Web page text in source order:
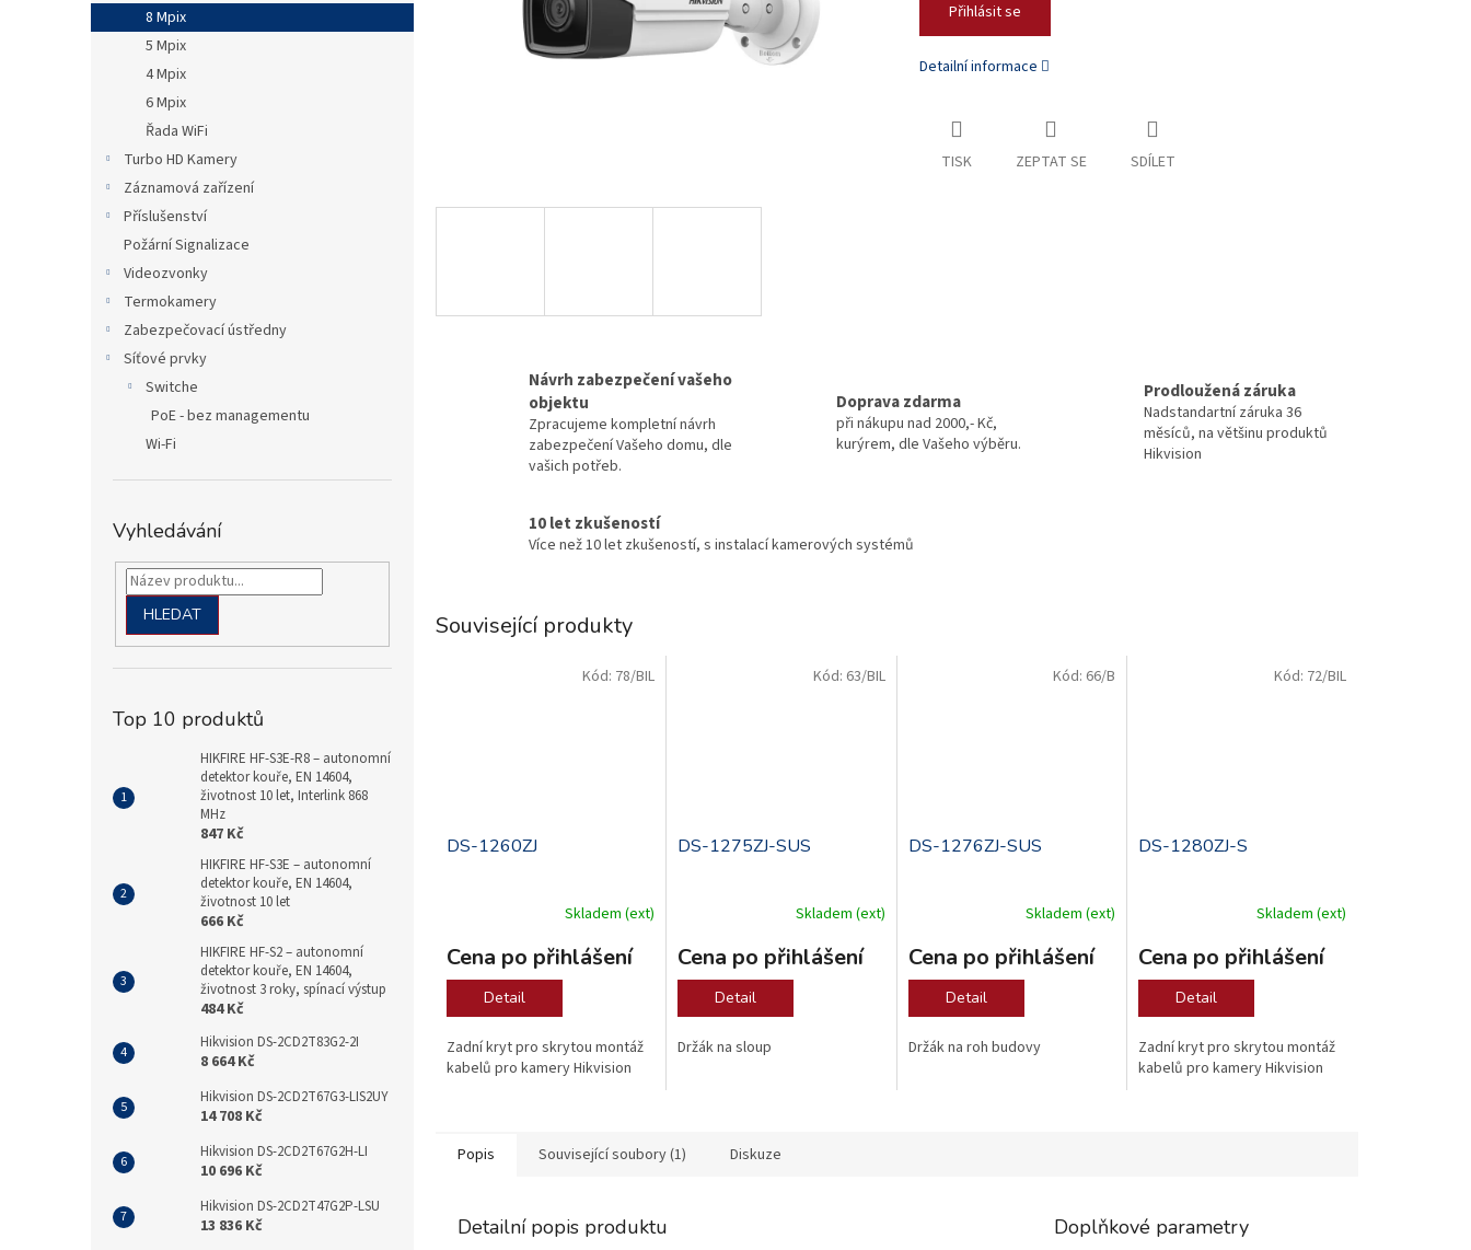
e
8 Mpix
5 Mpix
4 Mpix
6 Mpix
Řada WiFi
Turbo HD Kamery
Záznamová zařízení
Příslušenství
Požární Signalizace
Videozvonky
Termokamery
Zabezpečovací ústředny
Síťové prvky
Switche
PoE - bez managementu
Wi-Fi
Vyhledávání
HLEDAT
Top 10 produktů
HIKFIRE HF-S3E-R8 – autonomní
detektor kouře, EN 14604,
životnost 10 let, Interlink 868
MHz
847 Kč
HIKFIRE HF-S3E – autonomní
detektor kouře, EN 14604,
životnost 10 let
666 Kč
HIKFIRE HF-S2 – autonomní
detektor kouře, EN 14604,
životnost 3 roky, spínací výstup
484 Kč
Hikvision DS-2CD2T83G2-2I
8 664 Kč
Hikvision DS-2CD2T67G3-LIS2UY
14 708 Kč
Hikvision DS-2CD2T67G2H-LI
10 696 Kč
Hikvision DS-2CD2T47G2P-LSU
13 836 Kč
Přihlásit se
Detailní informace
TISK ZEPTAT SE SDÍLET
Návrh zabezpečení vašeho
objektu
Zpracujeme kompletní návrh
zabezpečení Vašeho domu, dle
vašich potřeb.
Doprava zdarma
při nákupu nad 2000,- Kč,
kurýrem, dle Vašeho výběru.
Prodloužená záruka
Nadstandartní záruka 36
měsíců, na většinu produktů
Hikvision
10 let zkušeností
Více než 10 let zkušeností, s instalací kamerových systémů
Související produkty
DS-1260ZJ
Skladem (ext)
Cena po přihlášení
Detail
Zadní kryt pro skrytou montáž
kabelů pro kamery Hikvision
Kód: 78/BIL
DS-1275ZJ-SUS
Skladem (ext)
Cena po přihlášení
Detail
Držák na sloup
Kód: 63/BIL
DS-1276ZJ-SUS
Skladem (ext)
Cena po přihlášení
Detail
Držák na roh budovy
Kód: 66/B
DS-1280ZJ-S
Skladem (ext)
Cena po přihlášení
Detail
Zadní kryt pro skrytou montáž
kabelů pro kamery Hikvision
Kód: 72/BIL
Popis Související soubory (1) Diskuze
Detailní popis produktu
Doplňkové parametry